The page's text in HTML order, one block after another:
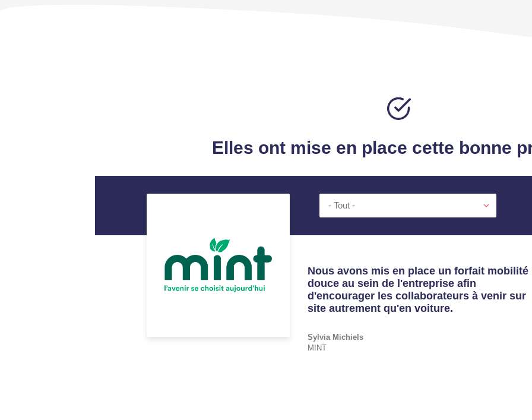
Elles ont mise en place cette bonne
Nous avons mis en place un forfait mobilité
douce au sein de l'entreprise afin
d'encourager les collaborateurs à venir sur
site autrement qu'en voiture.
Sylvia Michiels
MINT